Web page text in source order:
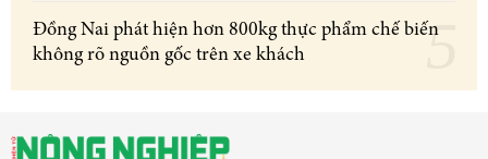
Đồng Nai phát hiện hơn 800kg thực phẩm chế biến
không rõ nguồn gốc trên xe khách